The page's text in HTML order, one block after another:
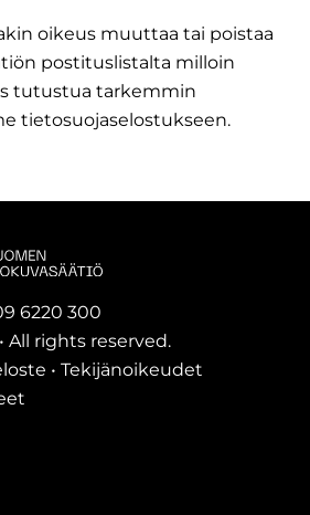
oikeus muuttaa tai poistaa
postituslistalta milloin
tutustua tarkemmin
tietosuojaselostukseen.
6220 300
All rights reserved.
• Tekijänoikeudet